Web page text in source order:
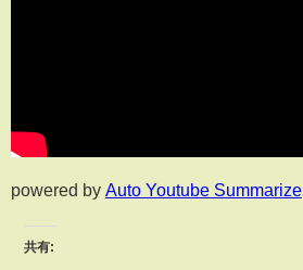
powered by Auto Youtube Summarize
共有: